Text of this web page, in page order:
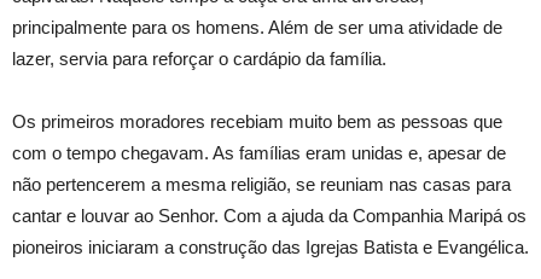
principalmente para os homens. Além de ser uma atividade de
lazer, servia para reforçar o cardápio da família.
Os primeiros moradores recebiam muito bem as pessoas que
com o tempo chegavam. As famílias eram unidas e, apesar de
não pertencerem a mesma religião, se reuniam nas casas para
cantar e louvar ao Senhor. Com a ajuda da Companhia Maripá os
pioneiros iniciaram a construção das Igrejas Batista e Evangélica.